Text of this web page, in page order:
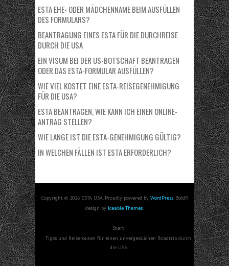
ESTA EHE- ODER MÄDCHENNAME BEIM AUSFÜLLEN
DES FORMULARS?
BEANTRAGUNG EINES ESTA FÜR DIE DURCHREISE
DURCH DIE USA
EIN VISUM BEI DER US-BOTSCHAFT BEANTRAGEN
ODER DAS ESTA-FORMULAR AUSFÜLLEN?
WIE VIEL KOSTET EINE ESTA-REISEGENEHMIGUNG
FÜR DIE USA?
ESTA BEANTRAGEN, WIE KANN ICH EINEN ONLINE-
ANTRAG STELLEN?
WIE LANGE IST DIE ESTA-GENEHMIGUNG GÜLTIG?
IN WELCHEN FÄLLEN IST ESTA ERFORDERLICH?
Copyright © 2026 ESTA USA. Proudly powered by WordPress. BoldR
design by Iceable Themes.
Start
Tipps und Reiserouten für einen unvergesslichen Roadtrip durch
die USA